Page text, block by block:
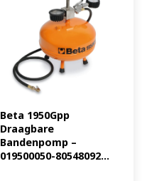
Beta 1950Gpp
Draagbare
Bandenpomp –
019500050-80548092...